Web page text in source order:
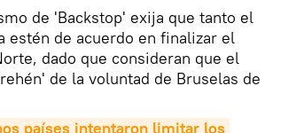
de 'Backstop' exija que tanto el
estén de acuerdo en finalizar el
dado que consideran que el
de la voluntad de Bruselas de
países intentaron limitar los